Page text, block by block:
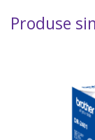
Produse